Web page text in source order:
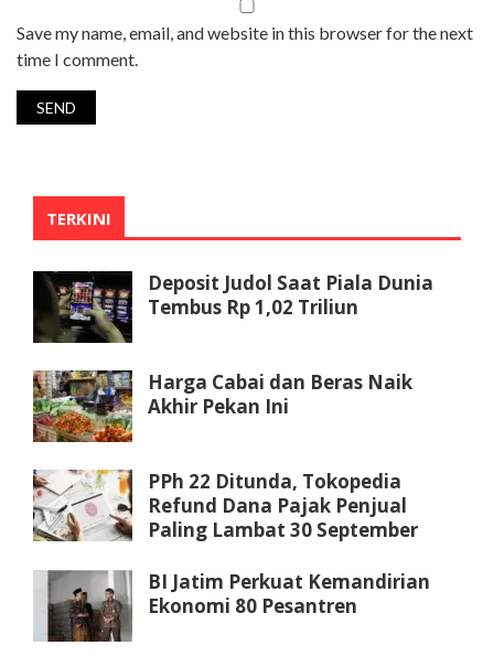
Save my name, email, and website in this browser for the next
time I comment.
TERKINI
Deposit Judol Saat Piala Dunia
Tembus Rp 1,02 Triliun
Harga Cabai dan Beras Naik
Akhir Pekan Ini
PPh 22 Ditunda, Tokopedia
Refund Dana Pajak Penjual
Paling Lambat 30 September
BI Jatim Perkuat Kemandirian
Ekonomi 80 Pesantren